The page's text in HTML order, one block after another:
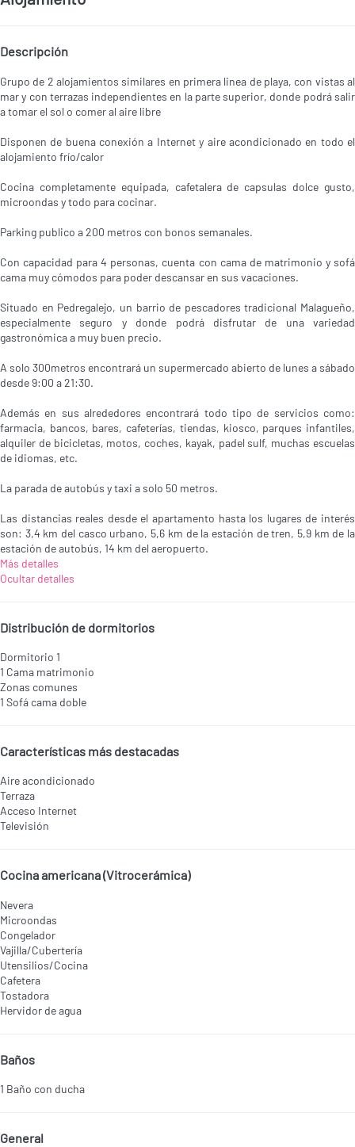
Descripción
Grupo de 2 alojamientos similares en primera linea de playa, con vistas al
mar y con terrazas independientes en la parte superior, donde podrá salir
a tomar el sol o comer al aire libre
Disponen de buena conexión a Internet y aire acondicionado en todo el
alojamiento frío/calor
Cocina completamente equipada, cafetalera de capsulas dolce gusto,
microondas y todo para cocinar.
Parking publico a 200 metros con bonos semanales.
Con capacidad para 4 personas, cuenta con cama de matrimonio y sofá
cama muy cómodos para poder descansar en sus vacaciones.
Situado en Pedregalejo, un barrio de pescadores tradicional Malagueño,
especialmente seguro y donde podrá disfrutar de una variedad
gastronómica a muy buen precio.
A solo 300metros encontrará un supermercado abierto de lunes a sábado
desde 9:00 a 21:30.
Además en sus alrededores encontrará todo tipo de servicios como:
farmacia, bancos, bares, cafeterías, tiendas, kiosco, parques infantiles,
alquiler de bicicletas, motos, coches, kayak, padel sulf, muchas escuelas
de idiomas, etc.
La parada de autobús y taxi a solo 50 metros.
Las distancias reales desde el apartamento hasta los lugares de interés
son: 3,4 km del casco urbano, 5,6 km de la estación de tren, 5,9 km de la
estación de autobús, 14 km del aeropuerto.
Más detalles
Ocultar detalles
Distribución de dormitorios
Dormitorio 1
1 Cama matrimonio
Zonas comunes
1 Sofá cama doble
Características más destacadas
Aire acondicionado
Terraza
Acceso Internet
Televisión
Cocina americana (Vitrocerámica)
Nevera
Microondas
Congelador
Vajilla/Cubertería
Utensilios/Cocina
Cafetera
Tostadora
Hervidor de agua
Baños
1 Baño con ducha
General